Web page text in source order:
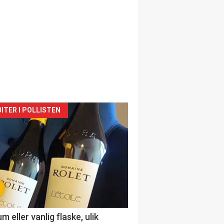
I POLLISTEN
eller vanlig flaske, ulik